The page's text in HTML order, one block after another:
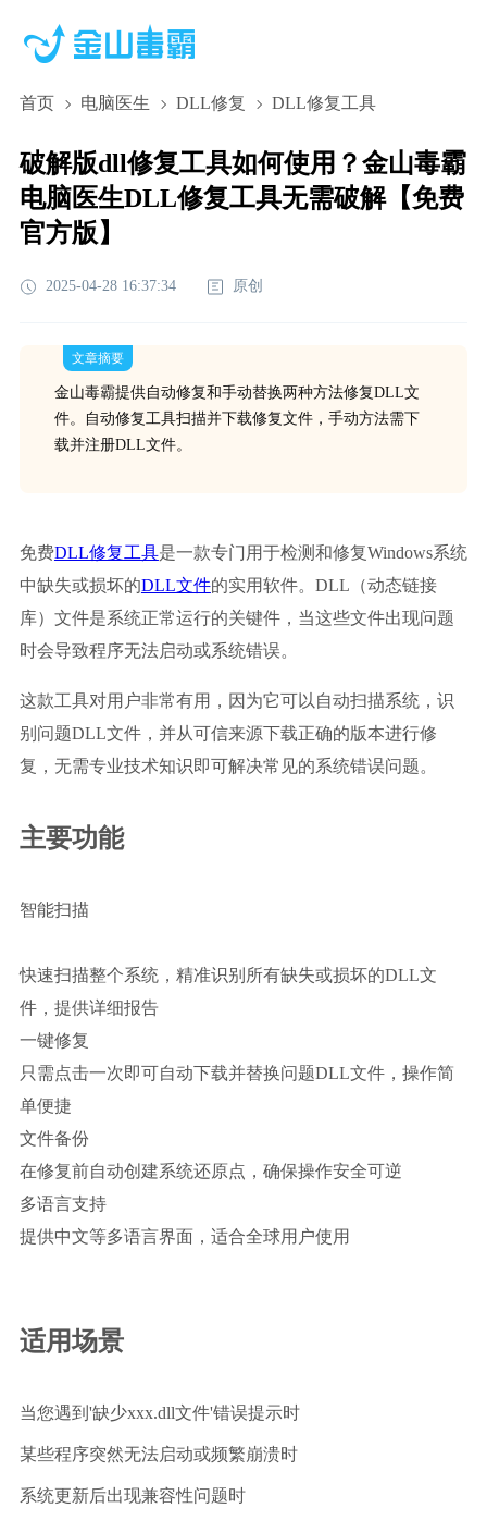
首页 电脑医生 DLL修复 DLL修复工具
破解版dll修复工具如何使用？金山毒霸
电脑医生DLL修复工具无需破解【免费
官方版】
2025-04-28 16:37:34 原创
文章摘要
金山毒霸提供自动修复和手动替换两种方法修复DLL文
件。自动修复工具扫描并下载修复文件，手动方法需下
载并注册DLL文件。
免费DLL修复工具是一款专门用于检测和修复Windows系统
中缺失或损坏的DLL文件的实用软件。DLL（动态链接
库）文件是系统正常运行的关键件，当这些文件出现问题
时会导致程序无法启动或系统错误。
这款工具对用户非常有用，因为它可以自动扫描系统，识
别问题DLL文件，并从可信来源下载正确的版本进行修
复，无需专业技术知识即可解决常见的系统错误问题。
主要功能
智能扫描
快速扫描整个系统，精准识别所有缺失或损坏的DLL文
件，提供详细报告
一键修复
只需点击一次即可自动下载并替换问题DLL文件，操作简
单便捷
文件备份
在修复前自动创建系统还原点，确保操作安全可逆
多语言支持
提供中文等多语言界面，适合全球用户使用
适用场景
当您遇到'缺少xxx.dll文件'错误提示时
某些程序突然无法启动或频繁崩溃时
系统更新后出现兼容性问题时